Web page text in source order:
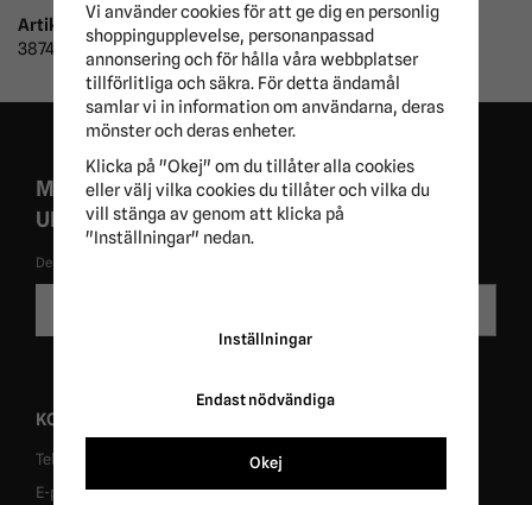
Artikelnummer:
3874313
MISSA ALDRIG EXKLUSIVA KAMPANJER OCH
UNIKA ERBJUDANDEN!
De uppgifter du matar in kommer endast användas till våra nyhetsbrev.
KONTAKT
Tel: 0431-302040
E-post: info@ridersport.se
Vi använder cookies för att ge dig en personlig
shoppingupplevelse, personanpassad
annonsering och för hålla våra webbplatser
tillförlitliga och säkra. För detta ändamål
samlar vi in information om användarna, deras
mönster och deras enheter.
Klicka på "Okej" om du tillåter alla cookies
eller välj vilka cookies du tillåter och vilka du
vill stänga av genom att klicka på
"Inställningar" nedan.
Inställningar
Endast nödvändiga
Okej